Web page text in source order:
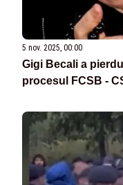
5 nov. 2025, 00:00
Gigi Becali a
procesul FCSB -